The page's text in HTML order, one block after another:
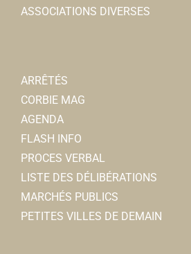
ASSOCIATIONS DIVERSES
ARRÊTÉS
CORBIE MAG
AGENDA
FLASH INFO
PROCES VERBAL
LISTE DES DÉLIBÉRATIONS
MARCHÉS PUBLICS
PETITES VILLES DE DEMAIN